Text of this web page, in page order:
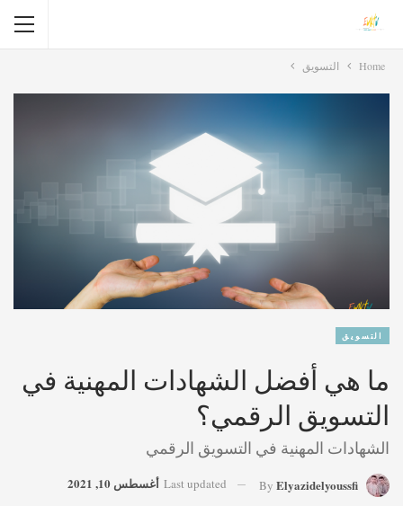
Home التسويق
التسويق
ما هي أفضل الشهادات المهنية في
التسويق الرقمي؟
الشهادات المهنية في التسويق الرقمي
By Elyazidelyoussfi
Last updated أغسطس 10, 2021